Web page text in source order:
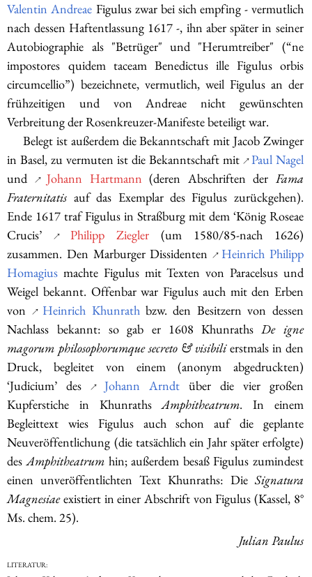
Valentin Andreae Figulus zwar bei sich empfing - vermutlich
nach dessen Haftentlassung 1617 -, ihn aber später in seiner
Autobiographie als "Betrüger" und "Herumtreiber" (“ne
impostores quidem taceam Benedictus ille Figulus orbis
circumcellio”) bezeichnete, vermutlich, weil Figulus an der
frühzeitigen und von Andreae nicht gewünschten
Verbreitung der Rosenkreuzer-Manifeste beteiligt war.
Belegt ist außerdem die Bekanntschaft mit Jacob Zwinger
in Basel, zu vermuten ist die Bekanntschaft mit ↗ Paul Nagel
und
↗Johann Hartmann (deren Abschriften der Fama
Fraternitatis auf das Exemplar des Figulus zurückgehen).
Ende 1617 traf Figulus in Straßburg mit dem ‘König Roseae
Crucis’↗ Philipp Ziegler (um 1580/85-nach 1626)
zusammen. Den Marburger Dissidenten
↗ Heinrich Philipp
Homagius machte Figulus mit Texten von Paracelsus und
Weigel bekannt. Offenbar war Figulus auch mit den Erben
von
↗ Heinrich Khunrathbzw. den Besitzern von dessen
Nachlass bekannt: so gab er 1608 KhunrathsDe igne
magorum philosophorumque secreto & visibilierstmals in den
Druck, begleitet von einem (anonym abgedruckten)
‘Judicium’ des↗Johann Arndt über die vier großen
Kupferstiche in KhunrathsAmphitheatrum. In einem
Begleittext wies Figulus auch schon auf die geplante
Neuveröffentlichung (die tatsächlich ein Jahr später erfolgte)
desAmphitheatrum hin; außerdem besaß Figulus zumindest
einen unveröffentlichten Text Khunraths: DieSignatura
Magnesiaeexistiert in einer Abschrift von Figulus (Kassel, 8°
Ms. chem. 25).
Julian Paulus
Literatur: